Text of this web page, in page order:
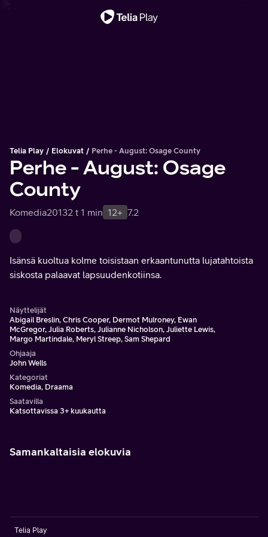
Telia Play Elokuvat Perhe - August: Osage County
Perhe - August: Osage
County
Komedia20132 t 1 min 12+ 7.2
Isänsä kuoltua kolme toisistaan erkaantunutta lujatahtoista
siskosta palaavat lapsuudenkotiinsa.
Näyttelijät
Abigail Breslin, Chris Cooper, Dermot Mulroney, Ewan
McGregor, Julia Roberts, Julianne Nicholson, Juliette Lewis,
Margo Martindale, Meryl Streep, Sam Shepard
Ohjaaja
John Wells
Kategoriat
Komedia, Draama
Saatavilla
Katsottavissa 3+ kuukautta
Samankaltaisia elokuvia
Telia Play